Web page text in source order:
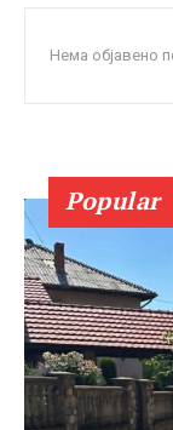
Нема објавено
Popular